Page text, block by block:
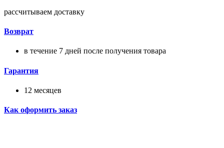
рассчитываем доставку
Возврат
в течение 7 дней после получения товара
Гарантия
12 месяцев
Как оформить заказ